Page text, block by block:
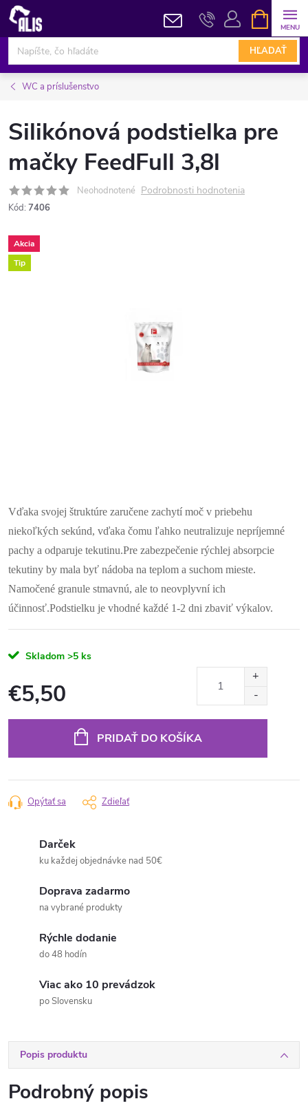
Prejsť
obsah
HĽADAŤ
KOŠÍK
WC a príslušenstvo
Silikónová podstielka pre
mačky FeedFull 3,8l
Neohodnotené Podrobnosti hodnotenia
Kód: 7406
Akcia
Tip
Vďaka svojej štruktúre zaručene zachytí moč v priebehu
niekoľkých sekúnd, vďaka čomu ľahko neutralizuje nepríjemné
pachy a odparuje tekutinu.Pre zabezpečenie rýchlej absorpcie
tekutiny by mala byť nádoba na teplom a suchom mieste.
Namočené granule stmavnú, ale to neovplyvní ich
účinnosť.Podstielku je vhodné každé 1-2 dni zbaviť výkalov.
Skladom >5 ks
€5,50
PRIDAŤ DO KOŠÍKA
Opýtať sa Zdieľať
Darček
ku každej objednávke nad 50€
Doprava zadarmo
na vybrané produkty
Rýchle dodanie
do 48 hodín
Viac ako 10 prevádzok
po Slovensku
Popis produktu
Podrobný popis